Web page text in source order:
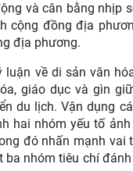
và cân bằng nhịp
cộng đồng địa
địa phương.
về di sản văn
giáo dục và gìn
du lịch. Vận dụng
hai nhóm yếu tố
đó nhấn mạnh
ba nhóm tiêu chí